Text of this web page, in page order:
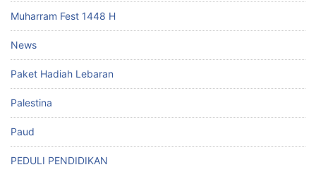
Muharram Fest 1448 H
News
Paket Hadiah Lebaran
Palestina
Paud
PEDULI PENDIDIKAN